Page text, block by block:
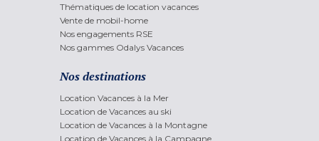
Thématiques de location vacances
Vente de mobil-home
Nos engagements RSE
Nos gammes Odalys Vacances
Nos destinations
Location Vacances à la Mer
Location de Vacances au ski
Location de Vacances à la Montagne
Location de Vacances à la Campagne